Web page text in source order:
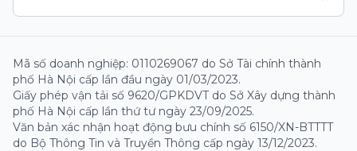
Mã số doanh nghiệp: 0110269067 do Sở Tài chính thành
phố Hà Nội cấp lần đầu ngày 01/03/2023.
Giấy phép vận tải số 9620/GPKDVT do Sở Xây dựng thành
phố Hà Nội cấp lần thứ tư ngày 23/09/2025.
Văn bản xác nhận hoạt động bưu chính số 6150/XN-BTTTT
do Bộ Thông Tin và Truyền Thông cấp ngày 13/12/2023.